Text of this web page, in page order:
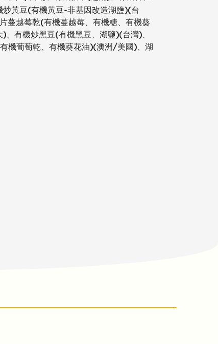
炒黃豆(有機黃豆-非基因改造湖鹽)(台
蔓越莓乾(有機蔓越莓、有機糖、有機葵
、有機炒黑豆(有機黑豆、湖鹽)(台灣)、
機葡萄乾、有機葵花油)(澳洲/美國)、湖